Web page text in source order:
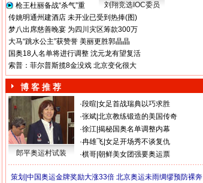
枪王杜丽备战“杀气”重
刘翔竞选IOC委员
传姚明通州建酒店 未开业已受到热捧(图)
梦八出席慈善晚宴 为四川灾区筹款300万
大马“跳水公主”获赞誉 美丽更胜郭晶晶
国奥18人名单将进行调整 沈元龙有望复活
索普：菲尔普斯揽8金没戏 北京变化很大
博 客 推 荐
郎平奥运村试装
·段暄 女足首战瑞典以巧求胜
·张斌 北京教练锻造的美国传奇
·徐江 揭秘国奥名单调整内幕
·冉雄飞 女足开场秀不谈复仇
·棋哥 朝鲜美女团强要奥运票
策划| 中国奥运金牌奖励大涨33倍 北京奥运未雨绸缪预防裸奔